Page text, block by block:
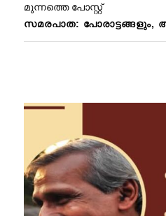
മുന്നത്തെ പോസ്റ്റ്
സമരപാത: പോരാട്ടങ്ങളും,